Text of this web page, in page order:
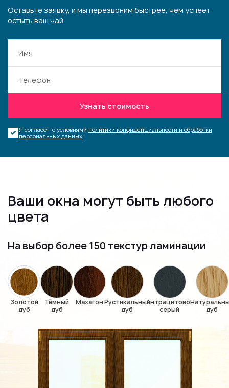
Оставьте заявку, и мы перезвоним быстрее, чем успеет
остыть ваш чай
Узнать стоимость
Я согласен с условиями политики конфиденциальности и обработки
персональных данных
Ваши окна могут быть любого
цвета
На выбор более 150 текстур ламинации
Золотой
дуб
Тёмный
дуб
МахагонРустикальный
дуб
Антрацитово-
серый
дуб